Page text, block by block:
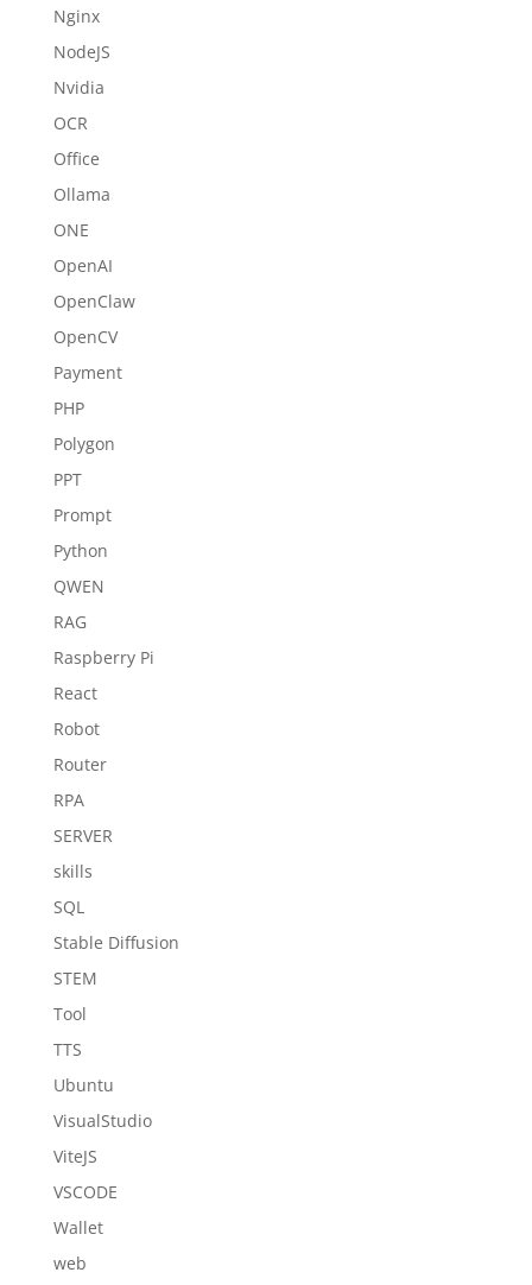
Nginx
NodeJS
Nvidia
OCR
Office
Ollama
ONE
OpenAI
OpenClaw
OpenCV
Payment
PHP
Polygon
PPT
Prompt
Python
QWEN
RAG
Raspberry Pi
React
Robot
Router
RPA
SERVER
skills
SQL
Stable Diffusion
STEM
Tool
TTS
Ubuntu
VisualStudio
ViteJS
VSCODE
Wallet
web